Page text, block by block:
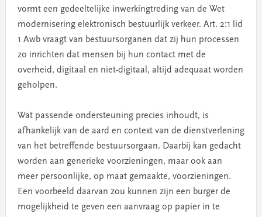
vormt een gedeeltelijke inwerkingtreding van de Wet
modernisering elektronisch bestuurlijk verkeer. Art. 2:1 lid
1 Awb vraagt van bestuursorganen dat zij hun processen
zo inrichten dat mensen bij hun contact met de
overheid, digitaal en niet-digitaal, altijd adequaat worden
geholpen.
Wat passende ondersteuning precies inhoudt, is
afhankelijk van de aard en context van de dienstverlening
van het betreffende bestuursorgaan. Daarbij kan gedacht
worden aan generieke voorzieningen, maar ook aan
meer persoonlijke, op maat gemaakte, voorzieningen.
Een voorbeeld daarvan zou kunnen zijn een burger de
mogelijkheid te geven een aanvraag op papier in te